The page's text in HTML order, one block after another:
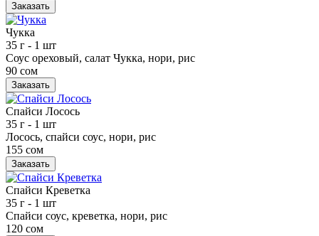
Заказать
Чукка
35 г - 1 шт
Соус ореховый, салат Чукка, нори, рис
90 сом
Заказать
Спайси Лосось
35 г - 1 шт
Лосось, спайси соус, нори, рис
155 сом
Заказать
Спайси Креветка
35 г - 1 шт
Спайси соус, креветка, нори, рис
120 сом